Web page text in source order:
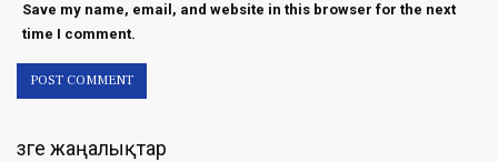
Save my name, email, and website in this browser for the next
time I comment.
Өзге жаңалықтар